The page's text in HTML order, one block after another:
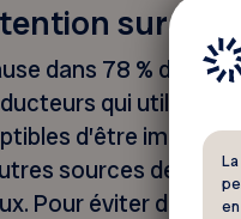
sur la
dans 78 % des
qui utilisent
d’être
sources de
Pour éviter de